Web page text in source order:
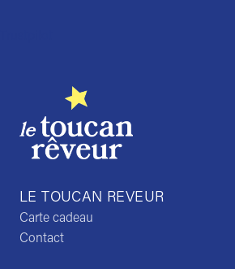
LE TOUCAN REVEUR
Carte cadeau
Contact